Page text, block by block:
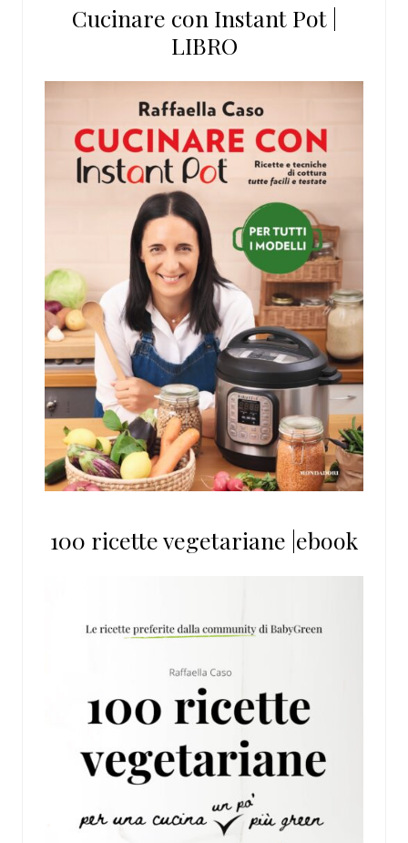
Cucinare con Instant Pot |
LIBRO
100 ricette vegetariane |ebook